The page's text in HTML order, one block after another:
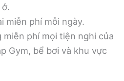
miễn phí mỗi ngày.
miễn phí mọi tiện nghi của
Gym, bể bơi và khu vực